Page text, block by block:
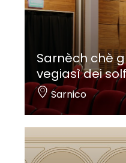
Sarnèch chè
vegiasì dei
Sarnico